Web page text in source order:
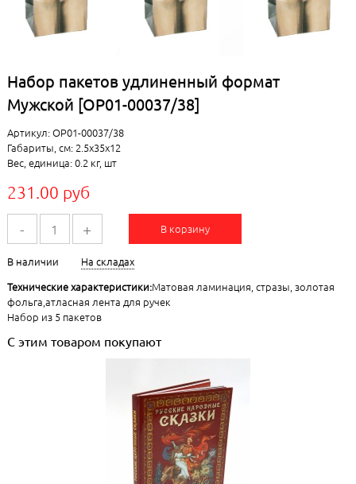
Набор пакетов удлиненный формат
Мужской [ОР01-00037/38]
Артикул: ОР01-00037/38
Габариты, см: 2.5x35x12
Вес, единица: 0.2 кг, шт
231.00 руб
- + В корзину
В наличии
На складах
Технические характеристики:Матовая ламинация, стразы, золотая
фольга,атласная лента для ручек
Набор из 5 пакетов
С этим товаром покупают